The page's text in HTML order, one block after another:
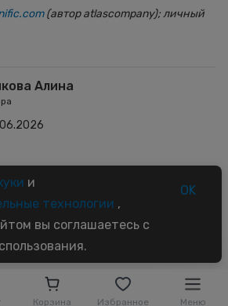
Корзина Избранное Меню
(авторatlascompany); личный
Алина
и
технологии ,
вы соглашаетесь с
OK